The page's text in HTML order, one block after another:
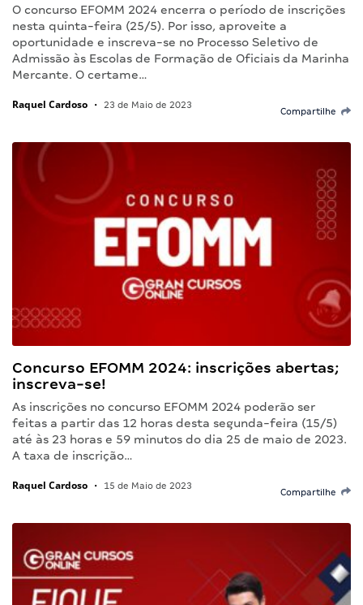
O concurso EFOMM 2024 encerra o período de inscrições
nesta quinta-feira (25/5). Por isso, aproveite a
oportunidade e inscreva-se no Processo Seletivo de
Admissão às Escolas de Formação de Oficiais da Marinha
Mercante. O certame…
Raquel Cardoso • 23 de Maio de 2023
Compartilhe
Concurso EFOMM 2024: inscrições abertas;
inscreva-se!
As inscrições no concurso EFOMM 2024 poderão ser
feitas a partir das 12 horas desta segunda-feira (15/5)
até às 23 horas e 59 minutos do dia 25 de maio de 2023.
A taxa de inscrição…
Raquel Cardoso • 15 de Maio de 2023
Compartilhe